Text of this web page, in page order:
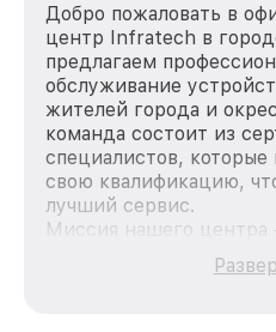
Добро пожаловать в
центр Infratech в
предлагаем
обслуживание
жителей города и
команда состоит из
специалистов,
свою квалификацию,
лучший сервис.
Миссия нашего центра
качественный и
каждого пользователя